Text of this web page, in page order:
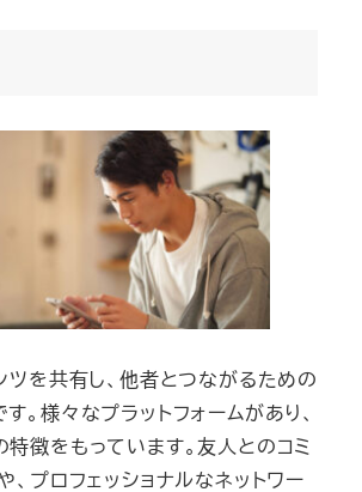
ツを共有し、他者とつながるための
。様々なプラットフォームがあり、
徴をもっています。友人とのコミ
、プロフェッショナルなネットワー